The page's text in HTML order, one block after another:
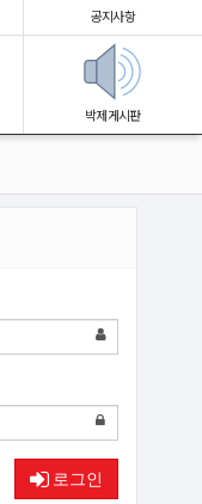
공지사항
박제게시판
로그인